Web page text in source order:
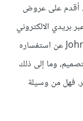
أقدم على عروض
بريدي الالكتروني
وفي بعض الأحيان تختلط علي الأمور: هل أجبت John عن استفساره
وما إلى ذلك
فهل من وسيلة